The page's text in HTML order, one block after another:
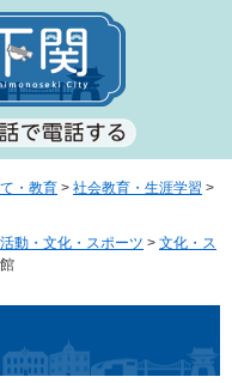
・教育 > 社会教育・生涯学習 >
動・文化・スポーツ > 文化・ス